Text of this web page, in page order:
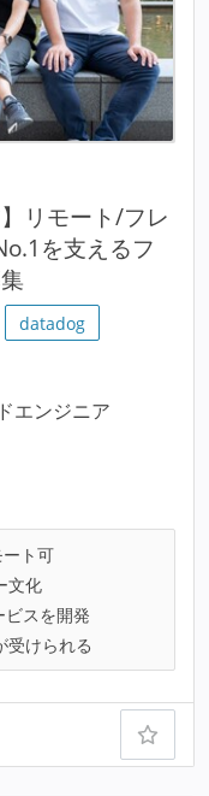
リモート/フレ
を支えるフ
datadog
エンジニア
ト可
文化
ビスを開発
受けられる